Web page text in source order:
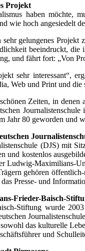
Projekt
haben möchte,
wie hoch angesiedelt
sehr gelungenes
beeindruckt, die
und fährt fort: „Von
sehr interessant“,
Web und Print und die
Zeiten, in
Jahr 80 geworden und
(DJS) mit
und kostenlos
Ludwig-Maximilians-
gehören
Presse- und
Frieder-Baisch-
Stiftung wurde
das kulturelle
und